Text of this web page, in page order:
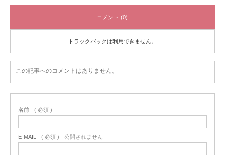
コメント (0)
トラックバックは利用できません。
この記事へのコメントはありません。
名前 ( 必須 )
E-MAIL ( 必須 ) - 公開されません -